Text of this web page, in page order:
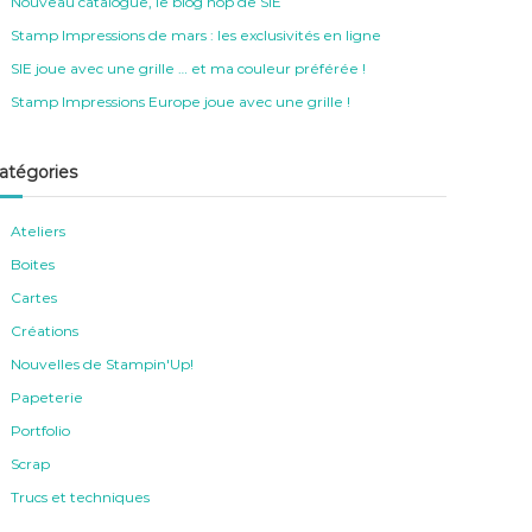
Stamp Impressions de mars : les exclusivités en ligne
SIE joue avec une grille … et ma couleur préférée !
Stamp Impressions Europe joue avec une grille !
Ateliers
Boites
Cartes
Créations
Nouvelles de Stampin'Up!
Papeterie
Portfolio
Scrap
Trucs et techniques